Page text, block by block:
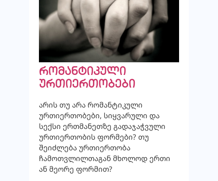
რომანტიკული
ურთიერთობები
არის თუ არა რომანტიკული
ურთიერთობები, სიყვარული და
სექსი ერთმანეთზე გადაჯაჭვული
ურთიერთობის ფორმები? თუ
შეიძლება ურთიერთობა
ჩამოთვლილთაგან მხოლოდ ერთი
ან მეორე ფორმით?